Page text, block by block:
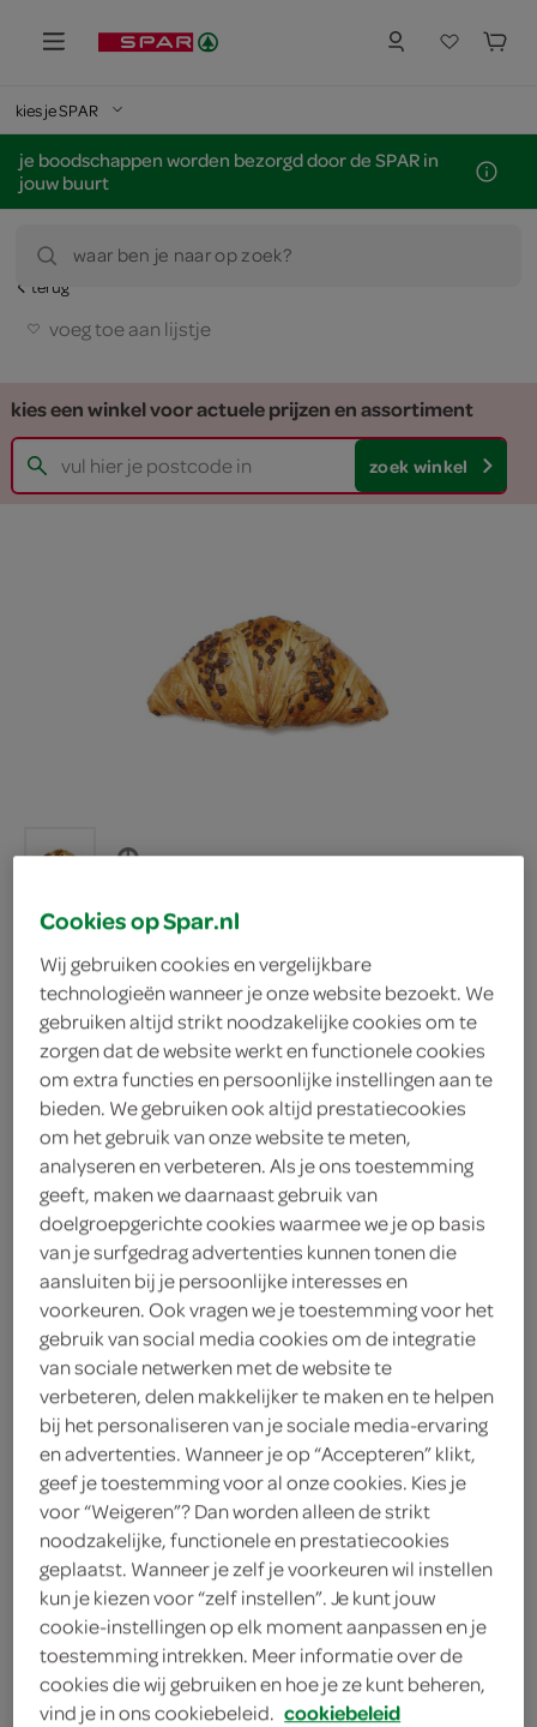
kies je SPAR
je boodschappen worden bezorgd door de SPAR in
jouw buurt
waar ben je naar op zoek?
terug
voeg toe aan lijstje
kies een winkel voor actuele prijzen en assortiment
zoek winkel
Spar croissant
chocolade
Spar
1.
29
1 Stuks
Let op: aanbiedingen zijn niet zichtbaar bij de
producten, maar worden wél automatisch
verwerkt in de winkelmand.
Spar croissant chocolade luchtige croissant gevuld
met chocolade voor een zoete start van de dag, ook
heerlijk als tussendoortje bij koffie of thee
rijkgevuld met chocolade
als ontbijt, lunch of tussendoortje
voor ieders gemak
Cookies op Spar.nl
Wij gebruiken cookies en vergelijkbare
technologieën wanneer je onze website bezoekt. We
gebruiken altijd strikt noodzakelijke cookies om te
zorgen dat de website werkt en functionele cookies
om extra functies en persoonlijke instellingen aan te
bieden. We gebruiken ook altijd prestatiecookies
om het gebruik van onze website te meten,
analyseren en verbeteren. Als je ons toestemming
geeft, maken we daarnaast gebruik van
doelgroepgerichte cookies waarmee we je op basis
van je surfgedrag advertenties kunnen tonen die
aansluiten bij je persoonlijke interesses en
voorkeuren. Ook vragen we je toestemming voor het
gebruik van social media cookies om de integratie
van sociale netwerken met de website te
verbeteren, delen makkelijker te maken en te helpen
bij het personaliseren van je sociale media-ervaring
en advertenties. Wanneer je op “Accepteren” klikt,
geef je toestemming voor al onze cookies. Kies je
voor “Weigeren”? Dan worden alleen de strikt
noodzakelijke, functionele en prestatiecookies
geplaatst. Wanneer je zelf je voorkeuren wil instellen
kun je kiezen voor “zelf instellen”. Je kunt jouw
cookie-instellingen op elk moment aanpassen en je
toestemming intrekken. Meer informatie over de
cookies die wij gebruiken en hoe je ze kunt beheren,
vind je in ons cookiebeleid. cookiebeleid